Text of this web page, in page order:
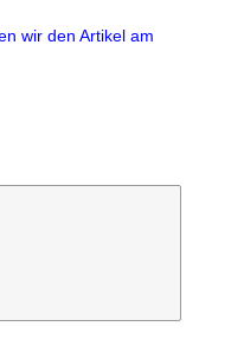
wir den Artikel am